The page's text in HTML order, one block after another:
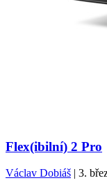
Flex(ibilní) 2 Pro
Václav Dobiáš | 3.